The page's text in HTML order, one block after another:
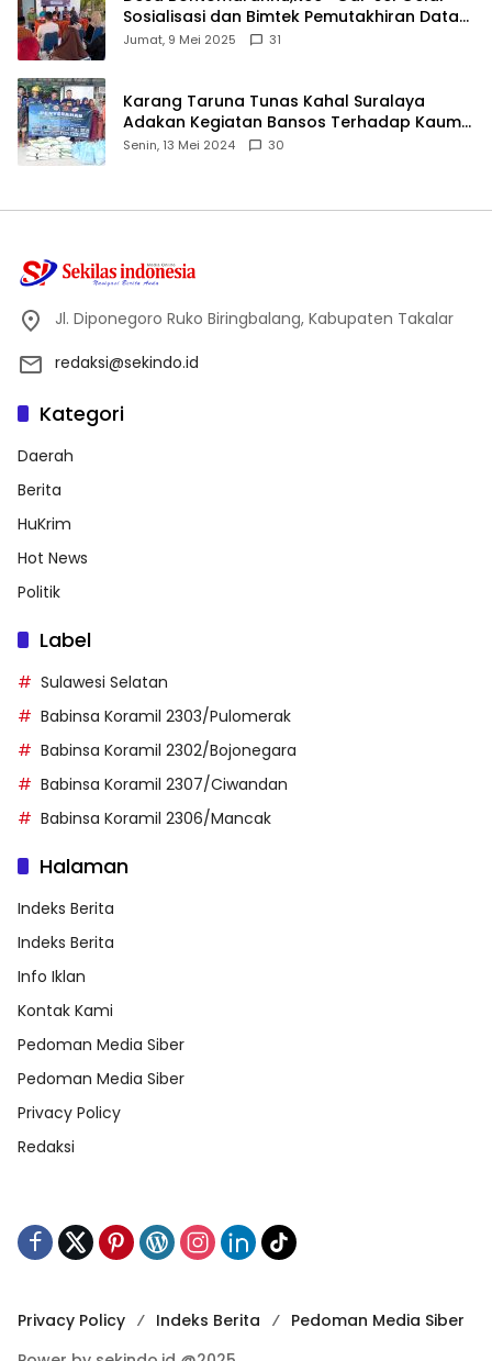
Sosialisasi dan Bimtek Pemutakhiran Data
ID
Jumat, 9 Mei 2025 31
Karang Taruna Tunas Kahal Suralaya
Adakan Kegiatan Bansos Terhadap Kaum
Dhuafa dan Anak Yatim-Piatu
Senin, 13 Mei 2024 30
Jl. Diponegoro Ruko Biringbalang, Kabupaten Takalar
redaksi@sekindo.id
Kategori
Daerah
Berita
HuKrim
Hot News
Politik
Label
Sulawesi Selatan
Babinsa Koramil 2303/Pulomerak
Babinsa Koramil 2302/Bojonegara
Babinsa Koramil 2307/Ciwandan
Babinsa Koramil 2306/Mancak
Halaman
Indeks Berita
Indeks Berita
Info Iklan
Kontak Kami
Pedoman Media Siber
Pedoman Media Siber
Privacy Policy
Redaksi
Privacy Policy Indeks Berita
Pedoman Media Siber